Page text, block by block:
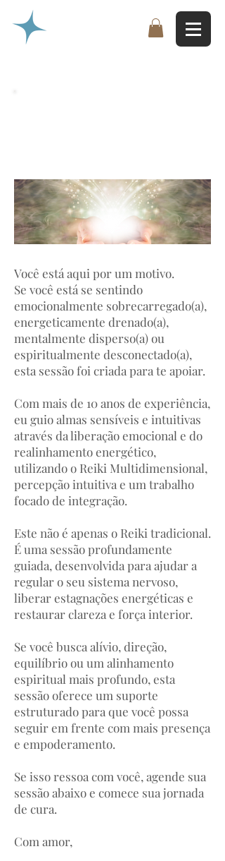
Você está aqui por um motivo.
Se você está se sentindo
emocionalmente sobrecarregado(a),
energeticamente drenado(a),
mentalmente disperso(a) ou
espiritualmente desconectado(a),
esta sessão foi criada para te apoiar.
Com mais de 10 anos de experiência,
eu guio almas sensíveis e intuitivas
através da liberação emocional e do
realinhamento energético,
utilizando o Reiki Multidimensional,
percepção intuitiva e um trabalho
focado de integração.
Este não é apenas o Reiki tradicional.
É uma sessão profundamente
guiada, desenvolvida para ajudar a
regular o seu sistema nervoso,
liberar estagnações energéticas e
restaurar clareza e força interior.
Se você busca alívio, direção,
equilíbrio ou um alinhamento
espiritual mais profundo, esta
sessão oferece um suporte
estruturado para que você possa
seguir em frente com mais presença
e empoderamento.
Se isso ressoa com você, agende sua
sessão abaixo e comece sua jornada
de cura.
Com amor,